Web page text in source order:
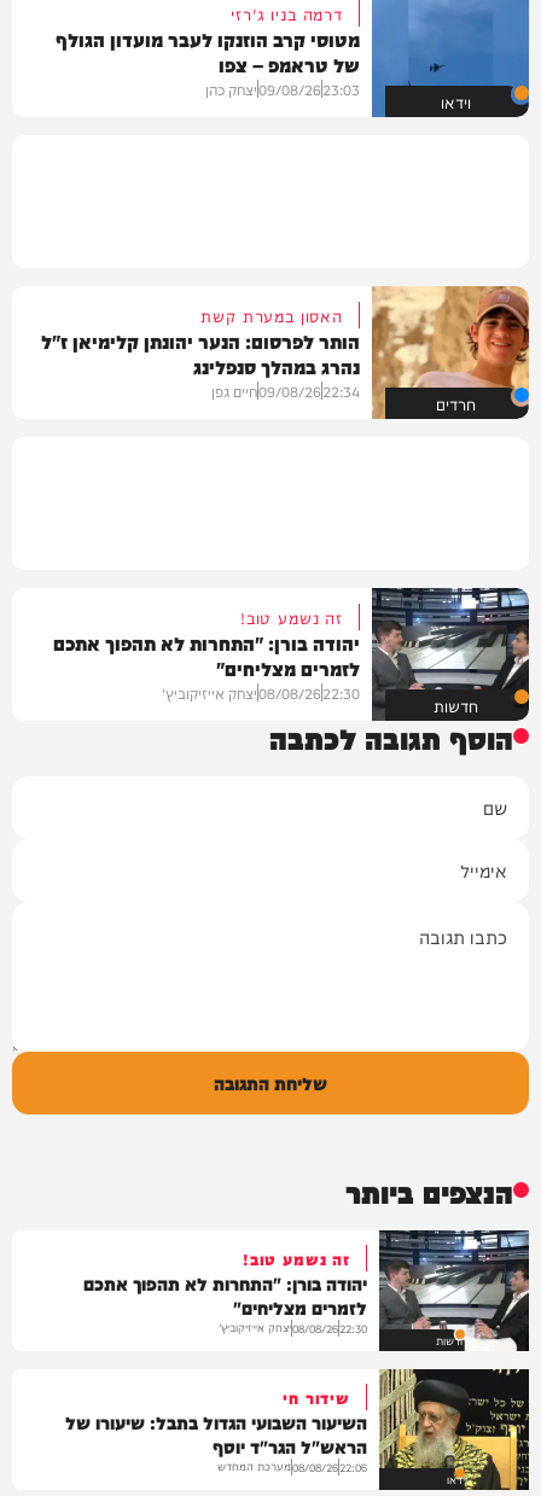
וידאו
דרמה בניו ג'רזי
מטוסי קרב הוזנקו לעבר מועדון הגולף
של טראמפ – צפו
23:03
09/08/26יצחק כהן
חרדים
האסון במערת קשת
הותר לפרסום: הנער יהונתן קלימיאן ז"ל
נהרג במהלך סנפלינג
22:34
09/08/26חיים גפן
חדשות
זה נשמע טוב!
יהודה בורן: "התחרות לא תהפוך אתכם
לזמרים מצליחים"
22:30
08/08/26יצחק אייזיקוביץ'
הוסף תגובה לכתבה
שליחת התגובה
הנצפים ביותר
חדשות
זה נשמע טוב!
יהודה בורן: "התחרות לא תהפוך אתכם
לזמרים מצליחים"
22:30
08/08/26יצחק אייזיקוביץ'
וידאו
שידור חי
השיעור השבועי הגדול בתבל: שיעורו של
הראש"ל הגר"ד יוסף
22:06
08/08/26מערכת המחדש